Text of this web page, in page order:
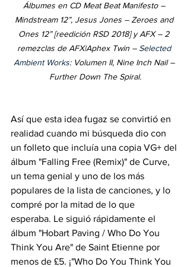
Álbumes en CD Meat Beat Manifesto –
Mindstream 12”, Jesus Jones – Zeroes and
Ones 12” [reedición RSD 2018] y AFX – 2
remezclas de AFX|Aphex Twin – Selected
Ambient Works: Volumen II, Nine Inch Nail –
Further Down The Spiral.
Así que esta idea fugaz se convirtió en
realidad cuando mi búsqueda dio con
un folleto que incluía una copia VG+ del
álbum "Falling Free (Remix)" de Curve,
un tema genial y uno de los más
populares de la lista de canciones, y lo
compré por la mitad de lo que
esperaba. Le siguió rápidamente el
álbum "Hobart Paving / Who Do You
Think You Are" de Saint Etienne por
menos de £5. ¡"Who Do You Think You